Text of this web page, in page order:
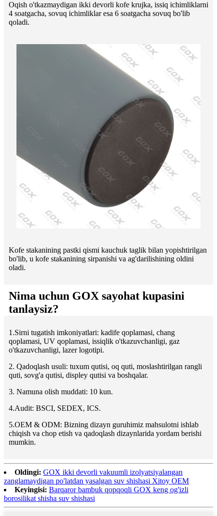
Oqish o'tkazmaydigan ikki devorli kofe krujka, issiq ichimliklarni
4 soatgacha, sovuq ichimliklar esa 6 soatgacha sovuq bo'lib
qoladi.
Kofe stakanining pastki qismi kauchuk taglik bilan yopishtirilgan
bo'lib, u kofe stakanining sirpanishi va ag'darilishining oldini
oladi.
Nima uchun GOX sayohat kupasini
tanlaysiz?
1.Sirni tugatish imkoniyatlari: kadife qoplamasi, chang
qoplamasi, UV qoplamasi, issiqlik o'tkazuvchanligi, gaz
o'tkazuvchanligi, lazer logotipi.
2. Qadoqlash usuli: tuxum qutisi, oq quti, moslashtirilgan rangli
quti, sovg'a qutisi, displey qutisi va boshqalar.
3. Namuna olish muddati: 10 kun.
4.Audit: BSCI, SEDEX, ICS.
5.OEM & ODM: Bizning dizayn guruhimiz mahsulotni ishlab
chiqish va chop etish va qadoqlash dizaynlarida yordam berishi
mumkin.
Oldingi: GOX ikki devorli vakuumli izolyatsiyalangan
zanglamaydigan po'latdan yasalgan suv shishasi Xitoy OEM
Keyingisi: Barqaror bambuk qopqoqli GOX keng og'izli
borosilikat shisha suv shishasi